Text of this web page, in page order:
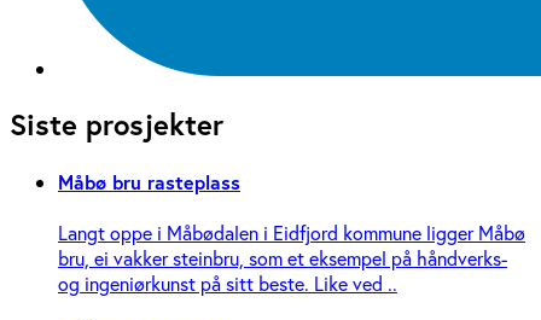
Siste prosjekter
Måbø bru rasteplass
Langt oppe i Måbødalen i Eidfjord kommune ligger Måbø
bru, ei vakker steinbru, som et eksempel på håndverks-
og ingeniør­kunst på sitt beste. Like ved ..